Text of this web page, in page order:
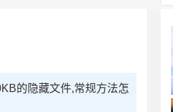
的隐藏文件,常规方法怎